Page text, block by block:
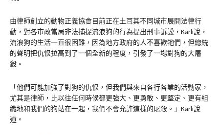
由律師創立的動物正義協會目前正在土耳其不同城市展開法律行
動，對各市政當局非法捕捉流浪狗的行為提出刑事訴訟，Karlı說，
流浪狗的生活一直很困難，因為地方政府的人不喜歡牠們，但總統
的聲明把仇恨拉高到了一個全新的程度，引發了一場對狗的大屠
殺。
「他們可能加強了對狗的仇恨，但我們與來自各行各業的活動家，
尤其是律師，比以往任何時候都更強大、更勇敢、更堅定、更有組
織地和我們的狗站在一起，我們不會允許這樣的屠殺。」Karlı說
道。